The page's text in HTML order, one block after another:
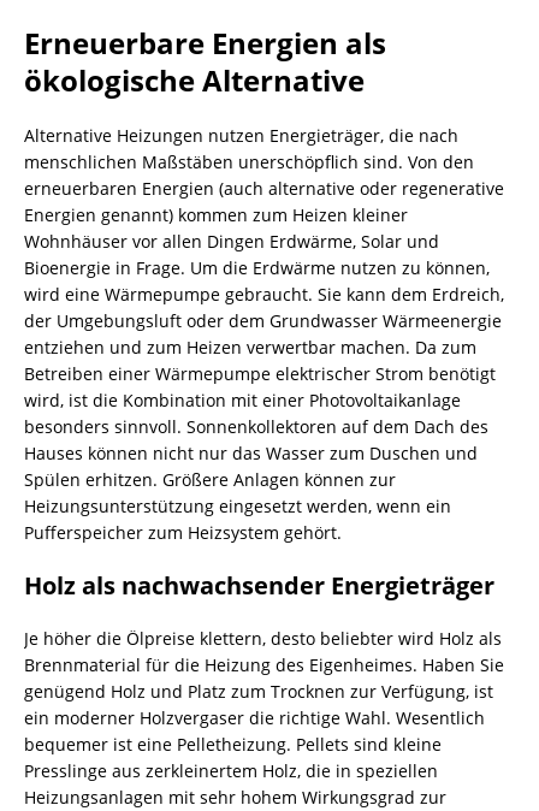
Erneuerbare Energien als
ökologische Alternative
Alternative Heizungen nutzen Energieträger, die nach
menschlichen Maßstäben unerschöpflich sind. Von den
erneuerbaren Energien (auch alternative oder regenerative
Energien genannt) kommen zum Heizen kleiner
Wohnhäuser vor allen Dingen Erdwärme, Solar und
Bioenergie in Frage. Um die Erdwärme nutzen zu können,
wird eine Wärmepumpe gebraucht. Sie kann dem Erdreich,
der Umgebungsluft oder dem Grundwasser Wärmeenergie
entziehen und zum Heizen verwertbar machen. Da zum
Betreiben einer Wärmepumpe elektrischer Strom benötigt
wird, ist die Kombination mit einer Photovoltaikanlage
besonders sinnvoll. Sonnenkollektoren auf dem Dach des
Hauses können nicht nur das Wasser zum Duschen und
Spülen erhitzen. Größere Anlagen können zur
Heizungsunterstützung eingesetzt werden, wenn ein
Pufferspeicher zum Heizsystem gehört.
Holz als nachwachsender Energieträger
Je höher die Ölpreise klettern, desto beliebter wird Holz als
Brennmaterial für die Heizung des Eigenheimes. Haben Sie
genügend Holz und Platz zum Trocknen zur Verfügung, ist
ein moderner Holzvergaser die richtige Wahl. Wesentlich
bequemer ist eine Pelletheizung. Pellets sind kleine
Presslinge aus zerkleinertem Holz, die in speziellen
Heizungsanlagen mit sehr hohem Wirkungsgrad zur